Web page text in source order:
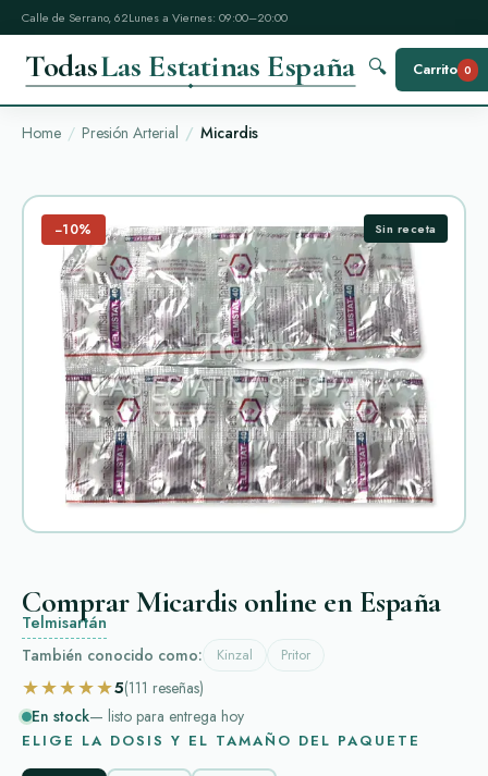
Calle de Serrano, 62Lunes a Viernes: 09:00–20:00
TodasLas Estatinas España 🔍 Carrito 0
Home Presión Arterial Micardis
−10% Sin receta
Comprar Micardis online en España
Telmisartán
También conocido como: Kinzal Pritor
★★★★★5(111 reseñas)
En stock— listo para entrega hoy
ELIGE LA DOSIS Y EL TAMAÑO DEL PAQUETE